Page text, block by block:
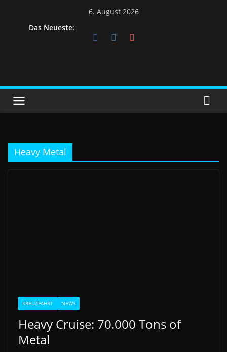
6. August 2026
Das Neueste:
Heavy Metal
KREUZFAHRT NEWS
Heavy Cruise: 70.000 Tons of
Metal